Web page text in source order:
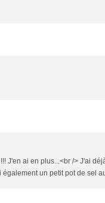
J'en ai en plus...<br /> J'ai
également un petit pot de sel